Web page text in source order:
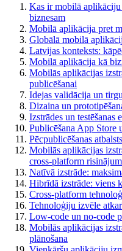
Kas ir mobilā aplikāciju
biznesam
Mobilā aplikācija pret
Globālā mobilā
Latvijas konteksts:
Mobilā aplikācija kā
Mobilās aplikācijas
publicēšanai
Idejas validācija un
Dizaina un
Izstrādes un testēšanas
Publicēšana App Store
Pēcpublicēšanas
Mobilās aplikācijas
cross-platform
Natīvā izstrāde:
Hibrīdā izstrāde: viens
Cross-platform
Tehnoloģiju izvēle
Low-code un no-code
Mobilās aplikācijas
plānošana